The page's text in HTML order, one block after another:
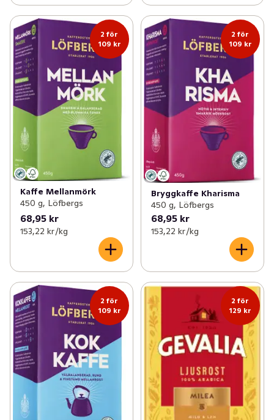
2 för
109 kr
Kaffe Mellanmörk
450 g, Löfbergs
68,95 kr
153,22 kr /kg
2 för
109 kr
Bryggkaffe Kharisma
450 g, Löfbergs
68,95 kr
153,22 kr /kg
2 för
109 kr
2 för
129 kr